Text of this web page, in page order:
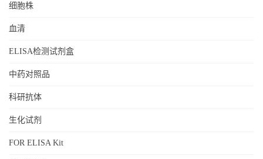
细胞株
血清
ELISA检测试剂盒
中药对照品
科研抗体
生化试剂
FOR ELISA Kit